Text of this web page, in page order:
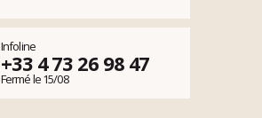
Infoline
+33 4 73 26 98 47
Fermé le 15/08